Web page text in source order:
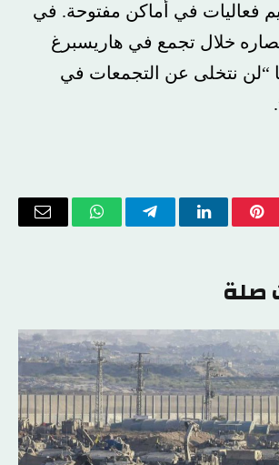
فعاليات في أماكن مفتوحة. في
لأنصاره خلال تجمع في هاريسبرغ
“لن نتخلى عن التجمعات في
بينتيريستلينكدإن تيلقرام واتسابالبريد
صلة